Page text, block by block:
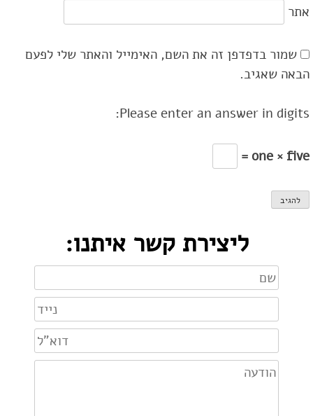
אתר
שמור בדפדפן זה את השם, האימייל והאתר שלי לפעם
הבאה שאגיב.
Please enter an answer in digits:
one × five =
ליצירת קשר איתנו: